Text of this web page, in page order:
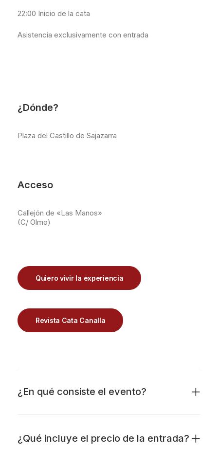
22:00 Inicio de la cata
Asistencia exclusivamente con entrada
¿Dónde?
Plaza del Castillo de Sajazarra
Acceso
Callejón de «Las Manos»
(C/ Olmo)
Quiero vivir la experiencia
Revista Cata Canalla
¿En qué consiste el evento?
¿Qué incluye el precio de la entrada?